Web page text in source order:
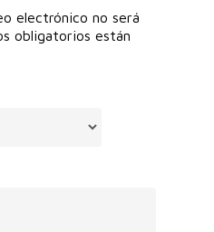
electrónico no será
obligatorios están